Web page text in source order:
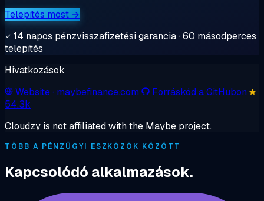
Telepítés most →
14 napos pénzvisszafizetési garancia · 60 másodperces
telepítés
Hivatkozások
Website· maybefinance.com
Forráskód a GitHubon
54.3k
Cloudzy is not affiliated with the Maybe project.
TÖBB A PÉNZÜGYI ESZKÖZÖK KÖZÖTT
Kapcsolódó alkalmazások.